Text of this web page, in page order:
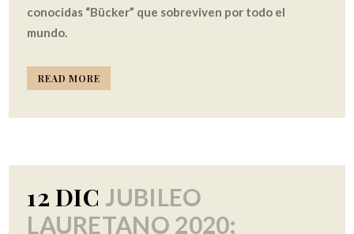
conocidas “Bücker” que sobreviven por todo el
mundo.
READ MORE
12 DIC JUBILEO
LAURETANO 2020: